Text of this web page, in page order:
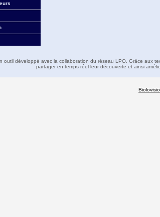
outil développé avec la collaboration du réseau LPO. Grâce aux
partager en temps réel leur découverte et ainsi